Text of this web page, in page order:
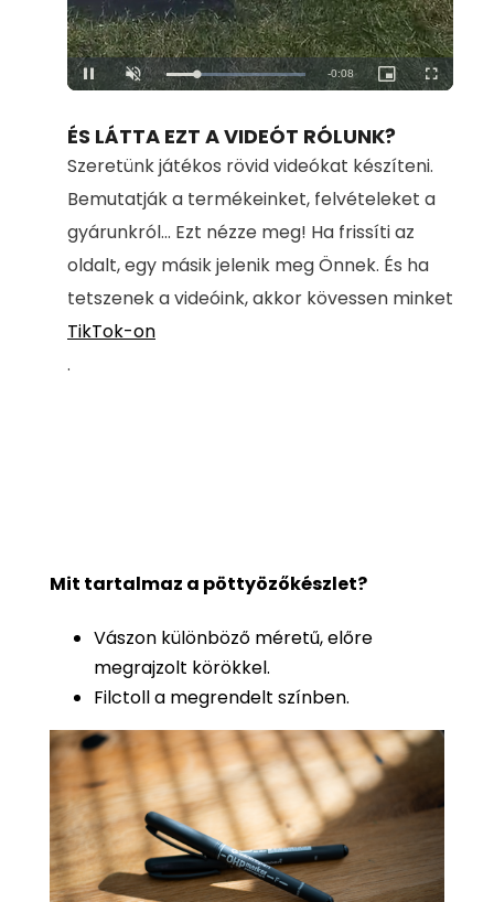
Unmute Loaded:
100.00%
ÉS LÁTTA EZT A VIDEÓT RÓLUNK?
Szeretünk játékos rövid videókat készíteni.
Bemutatják a termékeinket, felvételeket a
gyárunkról... Ezt nézze meg! Ha frissíti az
oldalt, egy másik jelenik meg Önnek. És ha
tetszenek a videóink, akkor kövessen minket
TikTok-on
.
Mit tartalmaz a pöttyözőkészlet?
Vászon különböző méretű, előre
megrajzolt körökkel.
Filctoll a megrendelt színben.